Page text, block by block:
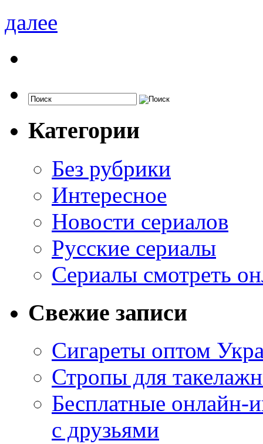
далее
Категории
Без рубрики
Интересное
Новости сериалов
Русские сериалы
Сериалы смотреть
Свежие записи
Сигареты оптом
Стропы для
Бесплатные
с друзьями